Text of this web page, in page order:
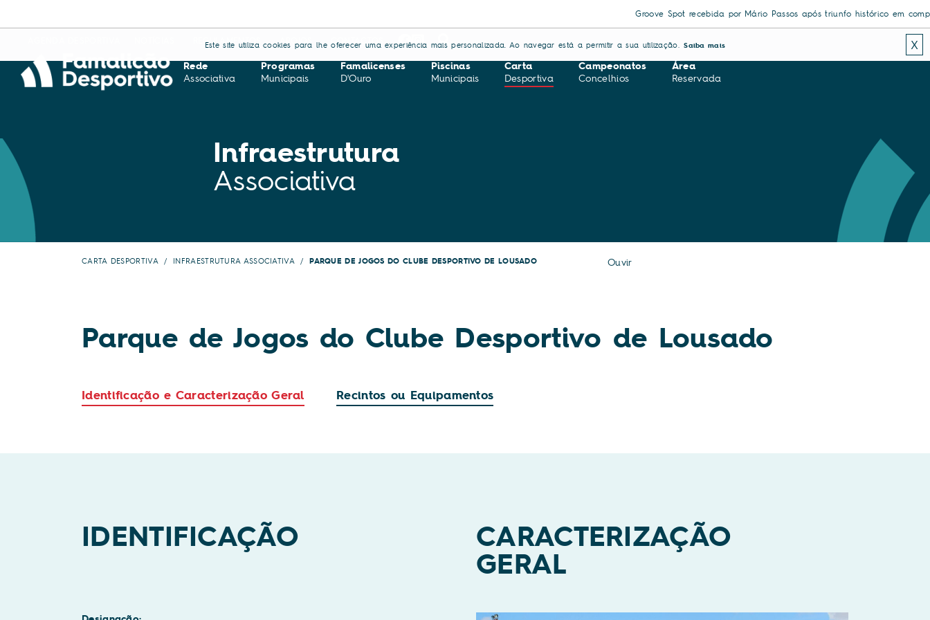
Groove Spot recebida por Mário Passos após triunfo histórico em competição
Este site utiliza cookies para lhe oferecer uma experiência mais personalizada. Ao navegar está a permitir a sua utilização. Saiba mais X
REGULAMENTOS APOIOS CONTACTOS
Rede
Associativa
Programas
Municipais
Famalicenses
D'Ouro
Piscinas
Municipais
Carta
Desportiva
Campeonatos
Concelhios
Área
Reservada
Infraestrutura
Associativa
CARTA DESPORTIVA INFRAESTRUTURA ASSOCIATIVA PARQUE DE JOGOS DO CLUBE DESPORTIVO DE LOUSADO Ouvir
Parque de Jogos do Clube Desportivo de Lousado
Identificação e Caracterização Geral Recintos ou Equipamentos
IDENTIFICAÇÃO CARACTERIZAÇÃO
GERAL